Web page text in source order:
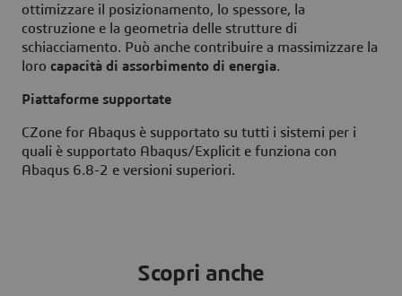
ottimizzare il posizionamento, lo spessore, la
costruzione e la geometria delle strutture di
schiacciamento. Può anche contribuire a massimizzare la
loro capacità di assorbimento di energia.
Piattaforme supportate
CZone for Abaqus è supportato su tutti i sistemi per i
quali è supportato Abaqus/Explicit e funziona con
Abaqus 6.8-2 e versioni superiori.
Scopri anche